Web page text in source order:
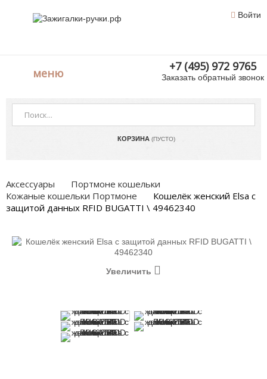
Войти
меню +7 (495) 972 9765
Заказать обратный звонок
КОРЗИНА (ПУСТО)
Аксессуары
Портмоне кошельки
Кожаные кошельки Портмоне
Кошелёк женский Elsa с
защитой данных RFID BUGATTI \ 49462340
Увеличить